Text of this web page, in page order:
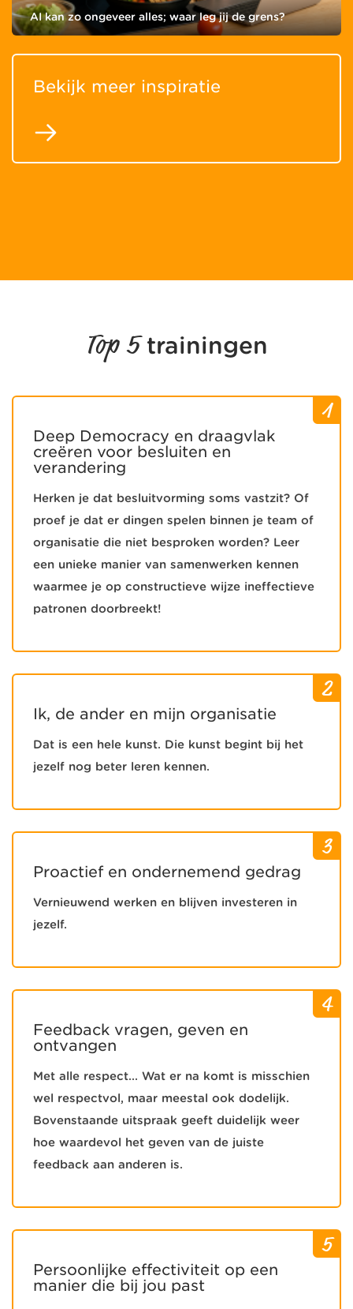
AI kan zo ongeveer alles; waar leg jij de grens?
Bekijk meer inspiratie
Top 5trainingen
1
Deep Democracy en draagvlak
creëren voor besluiten en
verandering
Herken je dat besluitvorming soms vastzit? Of
proef je dat er dingen spelen binnen je team of
organisatie die niet besproken worden? Leer
een unieke manier van samenwerken kennen
waarmee je op constructieve wijze ineffectieve
patronen doorbreekt!
2
Ik, de ander en mijn organisatie
Dat is een hele kunst. Die kunst begint bij het
jezelf nog beter leren kennen.
3
Proactief en ondernemend gedrag
Vernieuwend werken en blijven investeren in
jezelf.
4
Feedback vragen, geven en
ontvangen
Met alle respect... Wat er na komt is misschien
wel respectvol, maar meestal ook dodelijk.
Bovenstaande uitspraak geeft duidelijk weer
hoe waardevol het geven van de juiste
feedback aan anderen is.
5
Persoonlijke effectiviteit op een
manier die bij jou past